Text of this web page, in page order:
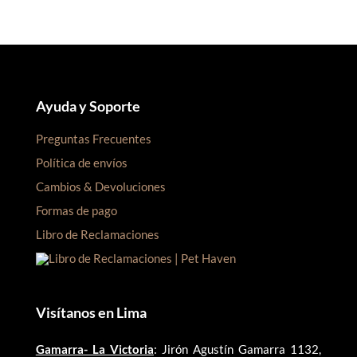
Ayuda y Soporte
Preguntas Frecuentes
Política de envíos
Cambios & Devoluciones
Formas de pago
Libro de Reclamaciones
Visítanos en Lima
Gamarra- La Victoria: Jirón Agustín Gamarra 1132,